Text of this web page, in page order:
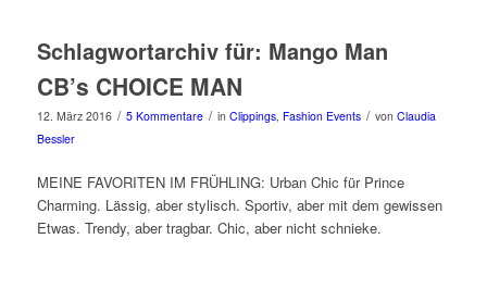
Schlagwortarchiv für: Mango Man
CB’s CHOICE MAN
12. März 2016 / 5 Kommentare / in Clippings, Fashion Events / von Claudia
Bessler
MEINE FAVORITEN IM FRÜHLING: Urban Chic für Prince
Charming. Lässig, aber stylisch. Sportiv, aber mit dem gewissen
Etwas. Trendy, aber tragbar. Chic, aber nicht schnieke.